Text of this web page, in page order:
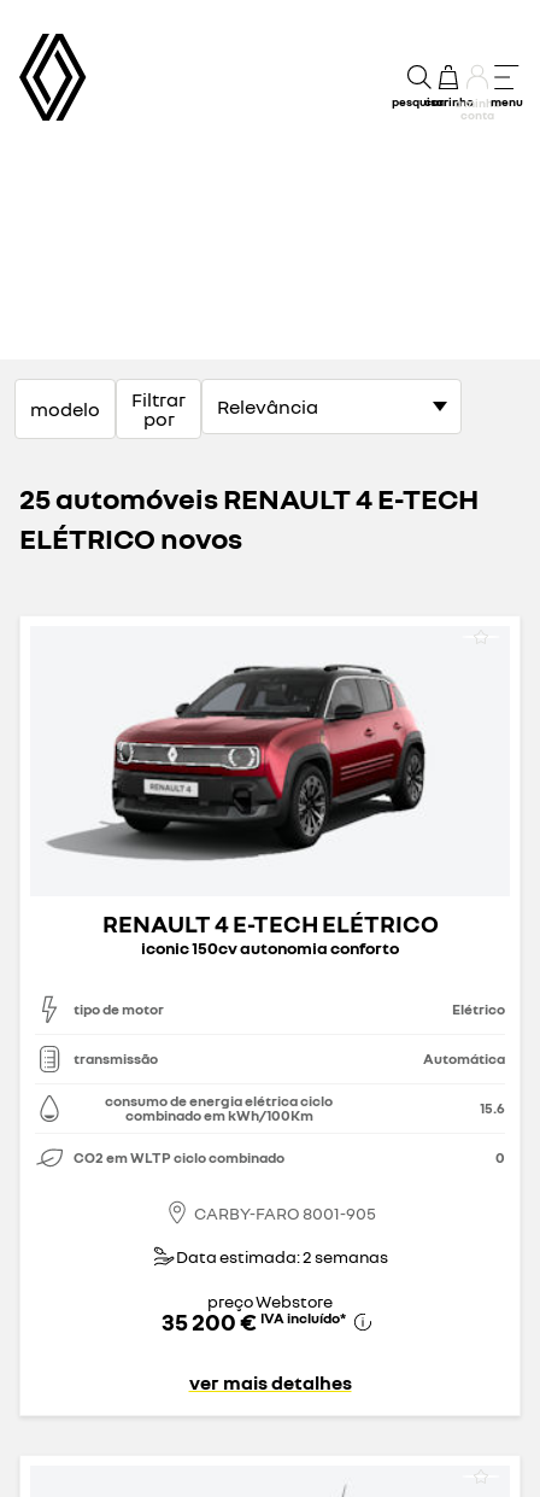
pesquisarcarrinhoa minha
conta
menu
modelo
Filtrar
por
25 automóveis RENAULT 4 E-TECH
ELÉTRICO novos
RENAULT 4 E-TECH ELÉTRICO
iconic 150cv autonomia conforto
tipo de motor Elétrico
transmissão Automática
consumo de energia elétrica ciclo
combinado em kWh/100Km
15.6
CO2 em WLTP ciclo combinado 0
CARBY-FARO 8001-905
Data estimada: 2 semanas
preço Webstore
35 200 € IVA incluído*
ver mais detalhes